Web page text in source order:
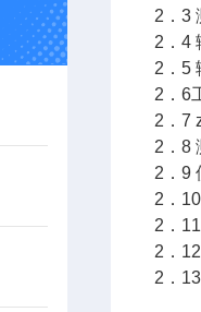
2．3
2．4
2．5
2．6
2．7
2．8
2．9
2．
2．
2．
2．